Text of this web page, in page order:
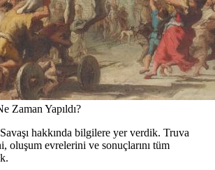
Zaman Yapıldı?
hakkında bilgilere yer verdik. Truva
oluşum evrelerini ve sonuçlarını tüm